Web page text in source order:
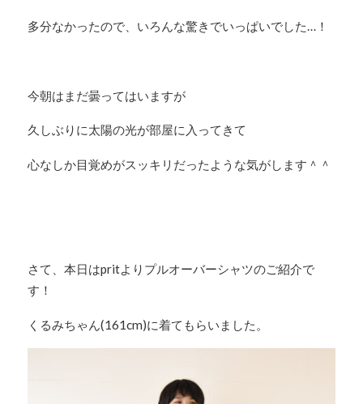
多分なかったので、いろんな驚きでいっぱいでした…！
今朝はまだ曇ってはいますが
久しぶりに太陽の光が部屋に入ってきて
心なしか目覚めがスッキリだったような気がします＾＾
さて、本日はpritよりプルオーバーシャツのご紹介で
す！
くるみちゃん(161cm)に着てもらいました。